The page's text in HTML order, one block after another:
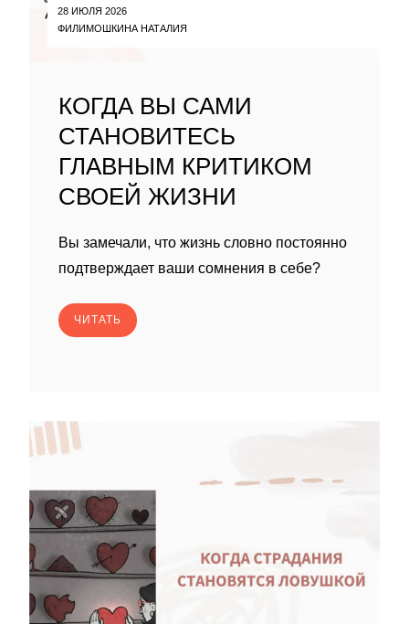
28 ИЮЛЯ 2026
ФИЛИМОШКИНА НАТАЛИЯ
КОГДА ВЫ САМИ
СТАНОВИТЕСЬ
ГЛАВНЫМ КРИТИКОМ
СВОЕЙ ЖИЗНИ
Вы замечали, что жизнь словно постоянно
подтверждает ваши сомнения в себе?
ЧИТАТЬ